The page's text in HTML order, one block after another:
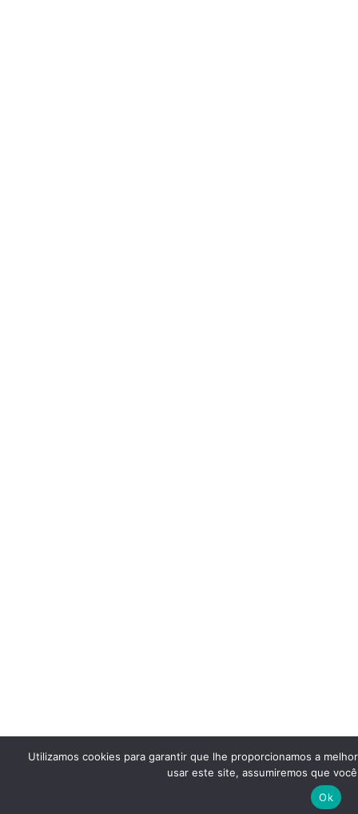
Utilizamos cookies para garantir que lhe proporcionamos a
usar este site, assumiremos que
Ok